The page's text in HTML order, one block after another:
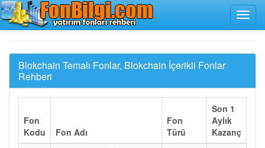
Blokchain Temalı Fonlar, Blokchain İçerikli Fonlar
Rehberi
Fon
Kodu
Fon Adı
Fon
Türü
Son 1
Aylık
Kazanç